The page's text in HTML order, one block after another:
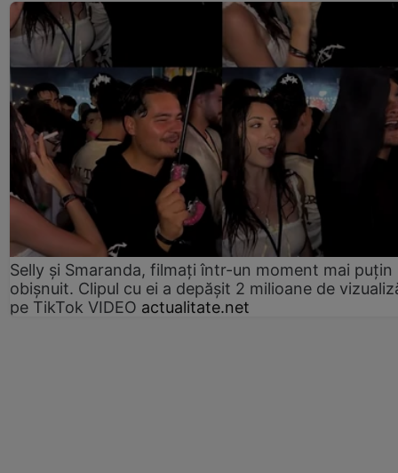
Selly și Smaranda, filmați într-un moment mai puțin
obișnuit. Clipul cu ei a depășit 2 milioane de
pe TikTok VIDEO actualitate.net